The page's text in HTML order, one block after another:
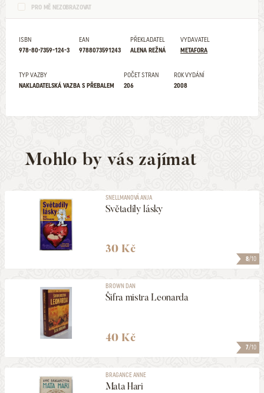
PRO MĚ NEZOBRAZOVAT
ISBN
978-80-7359-124-3
EAN
9788073591243
PŘEKLADATEL
ALENA REŽNÁ
VYDAVATEL
METAFORA
TYP VAZBY
NAKLADATELSKÁ VAZBA S PŘEBALEM
POČET STRAN
206
ROK VYDÁNÍ
2008
Mohlo by vás zajímat
8/10
SNELLMANOVÁ ANJA
Světadíly lásky
30 Kč
7/10
BROWN DAN
Šifra mistra Leonarda
40 Kč
BRAGANCE ANNE
Mata Hari